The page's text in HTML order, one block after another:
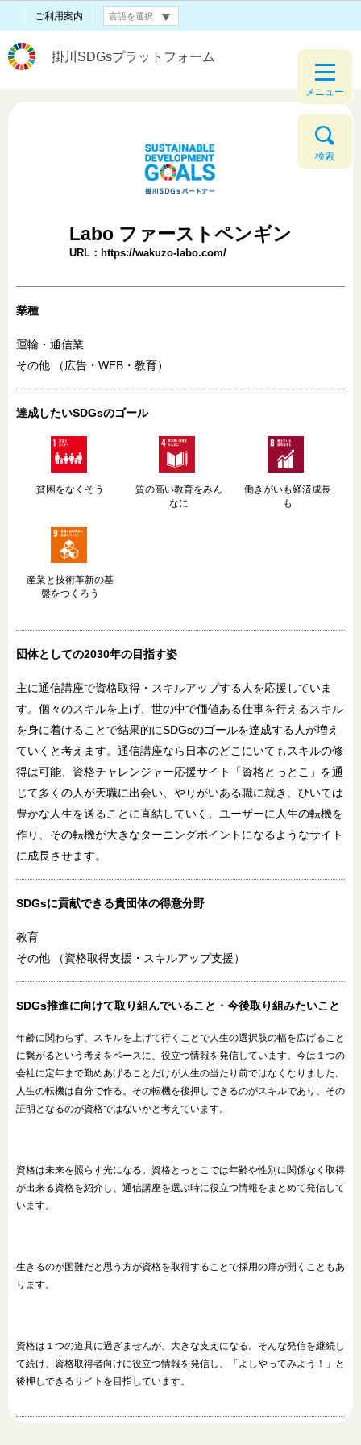
ご利用案内
掛川SDGsプラットフォーム
メニュー
検索
Labo ファーストペンギン
URL：https://wakuzo-labo.com/
業種
運輸・通信業
その他
（広告・WEB・教育）
達成したいSDGsのゴール
貧困をなくそう
質の高い教育をみん
なに
働きがいも経済成長
も
産業と技術革新の基
盤をつくろう
団体としての2030年の目指す姿
主に通信講座で資格取得・スキルアップする人を応援していま
す。個々のスキルを上げ、世の中で価値ある仕事を行えるスキル
を身に着けることで結果的にSDGsのゴールを達成する人が増え
ていくと考えます。通信講座なら日本のどこにいてもスキルの修
得は可能、資格チャレンジャー応援サイト「資格とっとこ」を通
じて多くの人が天職に出会い、やりがいある職に就き、ひいては
豊かな人生を送ることに直結していく。ユーザーに人生の転機を
作り、その転機が大きなターニングポイントになるようなサイト
に成長させます。
SDGsに貢献できる貴団体の得意分野
教育
その他
（資格取得支援・スキルアップ支援）
SDGs推進に向けて取り組んでいること・ 今後取り組みたいこと
年齢に関わらず、スキルを上げて行くことで人生の選択肢の幅を広げること
に繋がるという考えをベースに、役立つ情報を発信しています。今は１つの
会社に定年まで勤めあげることだけが人生の当たり前ではなくなりました。
人生の転機は自分で作る。その転機を後押しできるのがスキルであり、その
証明となるのが資格ではないかと考えています。
資格は未来を照らす光になる。資格とっとこでは年齢や性別に関係なく取得
が出来る資格を紹介し、通信講座を選ぶ時に役立つ情報をまとめて発信して
います。
生きるのが困難だと思う方が資格を取得することで採用の扉が開くこともあ
ります。
資格は１つの道具に過ぎませんが、大きな支えになる。そんな発信を継続し
て続け、資格取得者向けに役立つ情報を発信し、「よしやってみよう！」と
後押しできるサイトを目指しています。